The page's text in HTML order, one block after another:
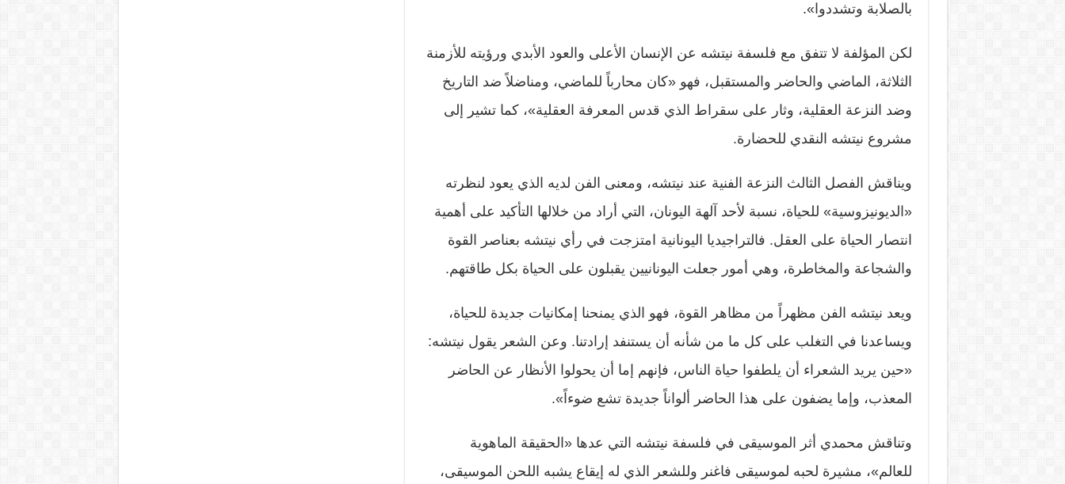
بالصلابة وتشددوا».
لكن المؤلفة لا تتفق مع فلسفة نيتشه عن الإنسان الأعلى والعود الأبدي ورؤيته للأزمنة
الثلاثة، الماضي والحاضر والمستقبل، فهو «كان محارباً للماضي، ومناضلاً ضد التاريخ
وضد النزعة العقلية، وثار على سقراط الذي قدس المعرفة العقلية»، كما تشير إلى
مشروع نيتشه النقدي للحضارة.
ويناقش الفصل الثالث النزعة الفنية عند نيتشه، ومعنى الفن لديه الذي يعود لنظرته
«الديونيزوسية» للحياة، نسبة لأحد آلهة اليونان، التي أراد من خلالها التأكيد على أهمية
انتصار الحياة على العقل. فالتراجيديا اليونانية امتزجت في رأي نيتشه بعناصر القوة
والشجاعة والمخاطرة، وهي أمور جعلت اليونانيين يقبلون على الحياة بكل طاقتهم.
ويعد نيتشه الفن مظهراً من مظاهر القوة، فهو الذي يمنحنا إمكانيات جديدة للحياة،
ويساعدنا في التغلب على كل ما من شأنه أن يستنفد إرادتنا. وعن الشعر يقول نيتشه:
«حين يريد الشعراء أن يلطفوا حياة الناس، فإنهم إما أن يحولوا الأنظار عن الحاضر
المعذب، وإما يضفون على هذا الحاضر ألواناً جديدة تشع ضوءاً».
وتناقش محمدي أثر الموسيقى في فلسفة نيتشه التي عدها «الحقيقة الماهوية
للعالم»، مشيرة لحبه لموسيقى فاغنر وللشعر الذي له إيقاع يشبه اللحن الموسيقى،